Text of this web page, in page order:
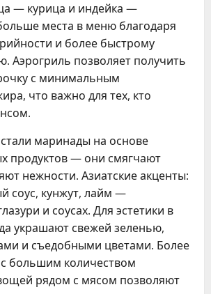
— курица и индейка —
места в меню благодаря
и более быстрому
Аэрогриль позволяет получить
с минимальным
что важно для тех, кто
маринады на основе
продуктов — они смягчают
нежности. Азиатские акценты:
соус, кунжут, лайм —
и соусах. Для эстетики в
украшают свежей зеленью,
и съедобными цветами. Более
с большим количеством
рядом с мясом позволяют